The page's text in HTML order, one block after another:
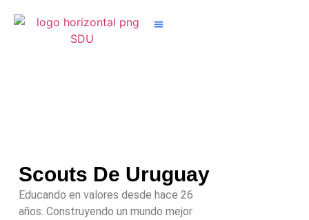
Scouts De Uruguay
Educando en valores desde hace 26
años. Construyendo un mundo mejor